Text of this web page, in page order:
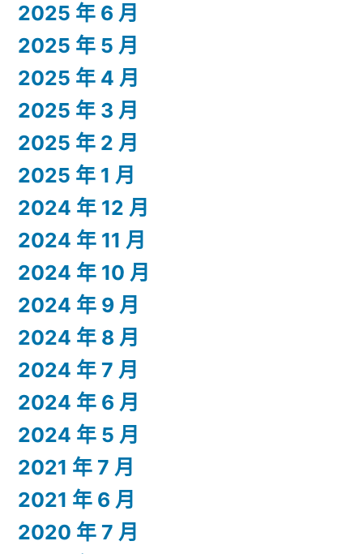
2025 年 6 月
2025 年 5 月
2025 年 4 月
2025 年 3 月
2025 年 2 月
2025 年 1 月
2024 年 12 月
2024 年 11 月
2024 年 10 月
2024 年 9 月
2024 年 8 月
2024 年 7 月
2024 年 6 月
2024 年 5 月
2021 年 7 月
2021 年 6 月
2020 年 7 月